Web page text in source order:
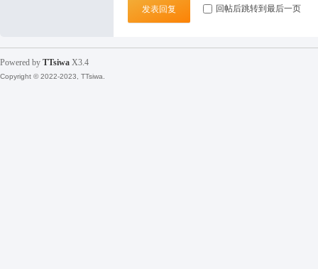
发表回复 回帖后跳转到最后一页
Powered by TTsiwa X3.4
Copyright © 2022-2023, TTsiwa.